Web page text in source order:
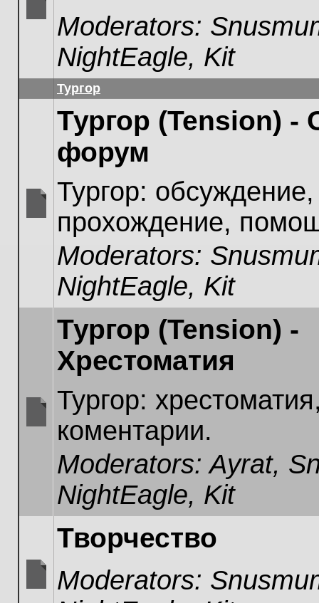
unreadModerators:
NightEagle, Kit
Тургор
Тургор (Tension) -
форум
Тургор: обсуждение,
прохождение,
Moderators:
NightEagle, Kit
Тургор (Tension) -
Хрестоматия
Тургор:
коментарии.
Moderators:Ayrat,
NightEagle, Kit
Творчество
Moderators: